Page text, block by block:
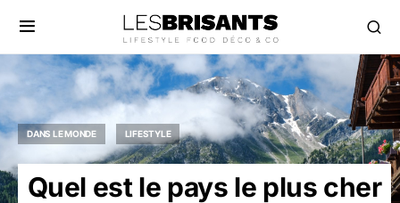
DANS LE MONDE LIFESTYLE
Quel est le pays le plus cher